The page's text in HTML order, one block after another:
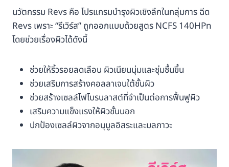
นวัตกรรม Revs คือ โปรแกรมบำรุงผิวเชิงลึกในกลุ่มการ ฉีด
Revs เพราะ “รีเวิร์ส” ถูกออกแบบด้วยสูตร NCFS 140HPn
โดยช่วยเรื่องผิวได้ดังนี้
ช่วยให้ริ้วรอยลดเลือน ผิวเนียนนุ่มและชุ่มชื้นขึ้น
ช่วยเสริมการสร้างคอลลาเจนใต้ชั้นผิว
ช่วยสร้างเซลล์ไฟโบรบลาสต์ที่จำเป็นต่อการฟื้นฟูผิว
เสริมความแข็งแรงให้ผิวชั้นนอก
ปกป้องเซลล์ผิวจากอนุมูลอิสระและมลภาวะ